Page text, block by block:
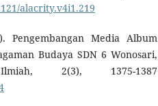
alacrity.v4i1.219
Pengembangan Media Album
Budaya SDN 6 Wonosari,
2(3), 1375-1387